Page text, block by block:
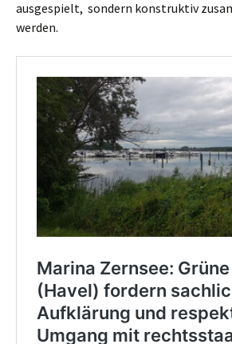
ausgespielt, sondern konstruktiv
werden.